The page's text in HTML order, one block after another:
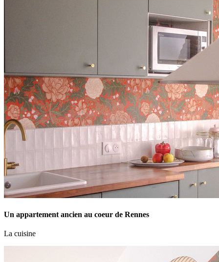
Un appartement ancien au coeur de Rennes
La cuisine